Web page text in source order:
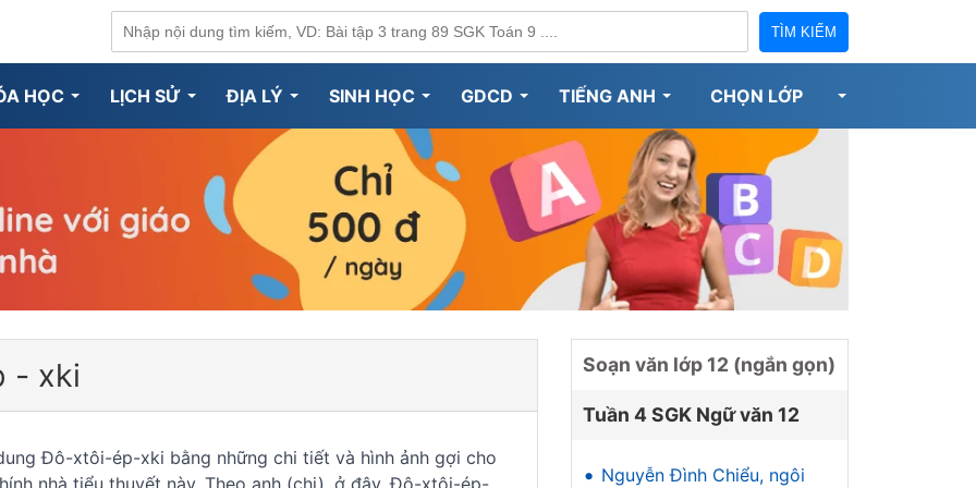
TÌM KIẾM
HỌC LỊCH SỬ ĐỊA LÝ SINH HỌC GDCD TIẾNG ANH CHỌN LỚP
- xki
Đô-xtôi-ép-xki bằng những chi tiết và hình ảnh gợi cho
Soạn văn lớp 12 (ngắn gọn)
Tuần 4 SGK Ngữ văn 12
• Nguyễn Đình Chiểu, ngôi